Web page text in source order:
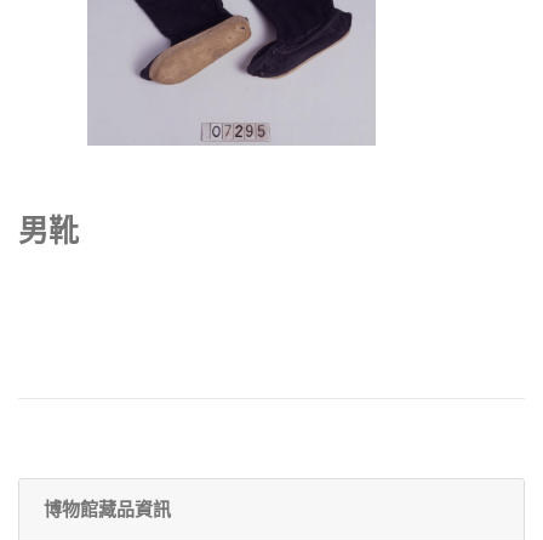
男靴
博物館藏品資訊